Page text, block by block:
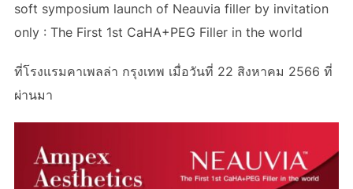
soft symposium launch of Neauvia filler by invitation
only : The First 1st CaHA+PEG Filler in the world
ที่โรงแรมคาเพลล่า กรุงเทพ เมื่อวันที่ 22 สิงหาคม 2566 ที่
ผ่านมา